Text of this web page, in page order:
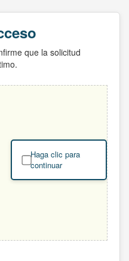
que la solicitud
Haga clic para
continuar